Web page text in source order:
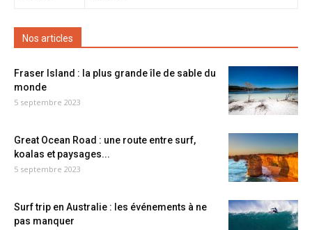
Nos articles
Fraser Island : la plus grande île de sable du
monde
5 septembre 2023
Great Ocean Road : une route entre surf,
koalas et paysages...
5 septembre 2023
Surf trip en Australie : les événements à ne
pas manquer